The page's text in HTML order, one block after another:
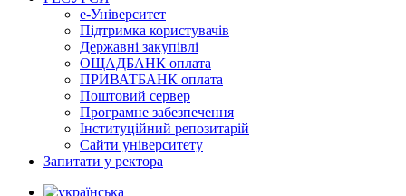
е-Університет
Підтримка користувачів
Державні закупівлі
ОЩАДБАНК оплата
ПРИВАТБАНК оплата
Поштовий сервер
Програмне забезпечення
Інституційний репозитарій
Сайти університету
Запитати у ректора